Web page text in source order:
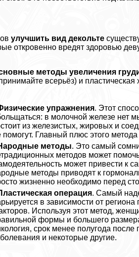
улучшить вид декольте
откровенно вредят здоровью
методы увеличения
всерьёз) и
упражнения. Этот
в молочной железе нет
из железистых, жировых и
помогут. Главный плюс этого
методы. Это самый
методов может
может привести к
методы приводят к
жизненно необходимо перед
операция. Самый
в зависимости от
Используя этот метод,
формы и большего
срок менее полугода
и некоторые другие.